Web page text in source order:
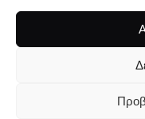
Λιπαντήριο